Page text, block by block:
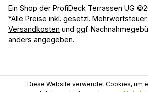
Ein Shop der ProfiDeck Terrassen UG
*Alle Preise inkl. gesetzl. Mehrwertsteuer
Versandkosten und ggf.
anders angegeben.
Diese Website verwendet Cookies, um